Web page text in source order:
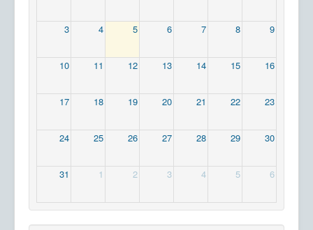
3 4 5 6 7 8 9
10 11 12 13 14 15 16
17 18 19 20 21 22 23
24 25 26 27 28 29 30
31 1 2 3 4 5 6